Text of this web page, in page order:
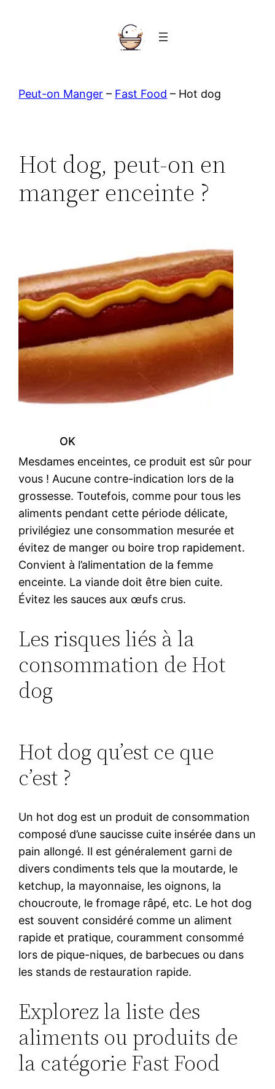
Peut-on Manger – Fast Food – Hot dog
Hot dog, peut-on en
manger enceinte ?
OK
Mesdames enceintes, ce produit est sûr pour
vous ! Aucune contre-indication lors de la
grossesse. Toutefois, comme pour tous les
aliments pendant cette période délicate,
privilégiez une consommation mesurée et
évitez de manger ou boire trop rapidement.
Convient à l’alimentation de la femme
enceinte. La viande doit être bien cuite.
Évitez les sauces aux œufs crus.
Les risques liés à la
consommation de Hot
dog
Hot dog qu’est ce que
c’est ?
Un hot dog est un produit de consommation
composé d’une saucisse cuite insérée dans un
pain allongé. Il est généralement garni de
divers condiments tels que la moutarde, le
ketchup, la mayonnaise, les oignons, la
choucroute, le fromage râpé, etc. Le hot dog
est souvent considéré comme un aliment
rapide et pratique, couramment consommé
lors de pique-niques, de barbecues ou dans
les stands de restauration rapide.
Explorez la liste des
aliments ou produits de
la catégorie Fast Food